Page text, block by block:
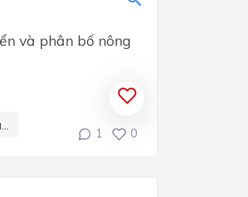
và phân bố nông
1 0